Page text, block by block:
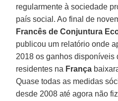
regularmente à sociedade
país social. Ao final de
Francês de Conjuntura
publicou um relatório onde
2018 os ganhos disponíveis
residentes na França
Quase todas as medidas
desde 2008 até agora não